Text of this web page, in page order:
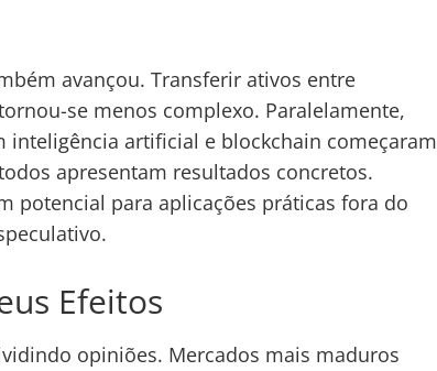
avançou. Transferir ativos entre
se menos complexo. Paralelamente,
inteligência artificial e blockchain começaram
apresentam resultados concretos.
potencial para aplicações práticas fora do
Efeitos
opiniões. Mercados mais maduros